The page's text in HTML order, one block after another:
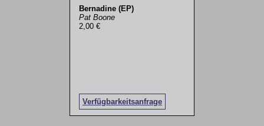
Bernadine (EP)
Pat Boone
2,00 €
Verfügbarkeitsanfrage